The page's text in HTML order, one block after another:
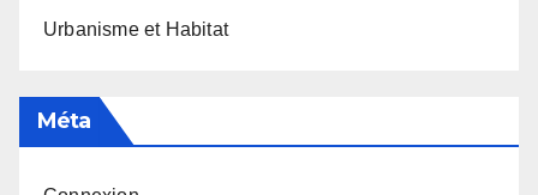
Urbanisme et Habitat
Méta